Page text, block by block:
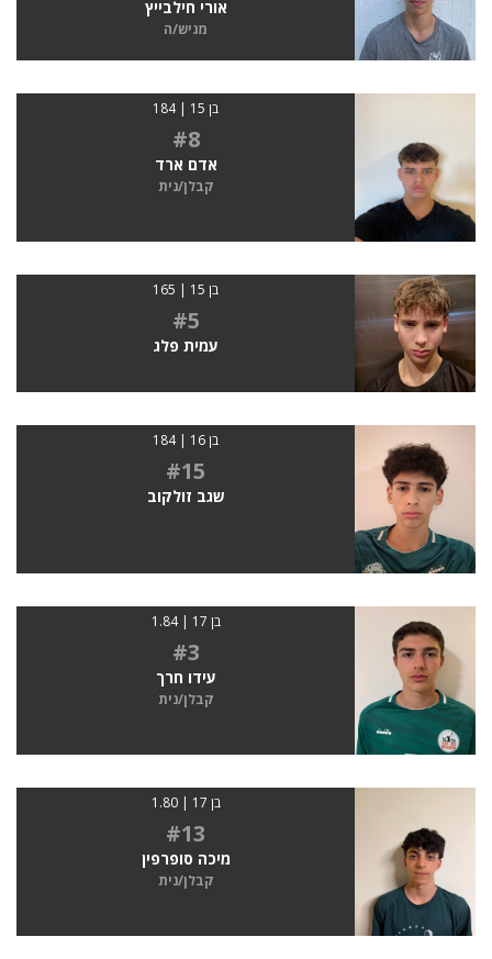
אורי חילבייץ
מגיש/ה
בן 15 | 184
#8
אדם ארד
קבלן/נית
בן 15 | 165
#5
עמית פלג
בן 16 | 184
#15
שגב זולקוב
בן 17 | 1.84
#3
עידו חרך
קבלן/נית
בן 17 | 1.80
#13
מיכה סופרפין
קבלן/נית